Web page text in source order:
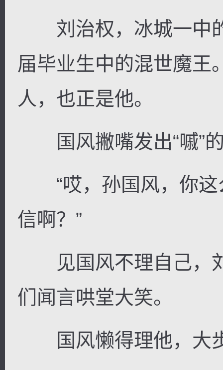
刘治权，冰城一中
届毕业生中的混世魔王
人，也正是他。
国风撇嘴发出“嘁”
“哎，孙国风，你这
信啊？”
见国风不理自己，
们闻言哄堂大笑。
国风懒得理他，大